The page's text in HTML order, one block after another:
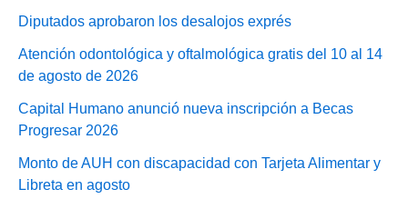
Diputados aprobaron los desalojos exprés
Atención odontológica y oftalmológica gratis del 10 al 14
de agosto de 2026
Capital Humano anunció nueva inscripción a Becas
Progresar 2026
Monto de AUH con discapacidad con Tarjeta Alimentar y
Libreta en agosto